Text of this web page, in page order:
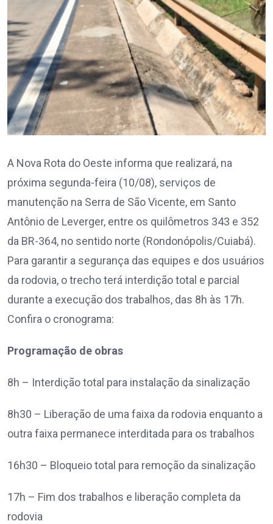
A Nova Rota do Oeste informa que realizará, na
próxima segunda-feira (10/08), serviços de
manutenção na Serra de São Vicente, em Santo
Antônio de Leverger, entre os quilômetros 343 e 352
da BR-364, no sentido norte (Rondonópolis/Cuiabá).
Para garantir a segurança das equipes e dos usuários
da rodovia, o trecho terá interdição total e parcial
durante a execução dos trabalhos, das 8h às 17h.
Confira o cronograma:
Programação de obras
8h – Interdição total para instalação da sinalização
8h30 – Liberação de uma faixa da rodovia enquanto a
outra faixa permanece interditada para os trabalhos
16h30 – Bloqueio total para remoção da sinalização
17h – Fim dos trabalhos e liberação completa da
rodovia